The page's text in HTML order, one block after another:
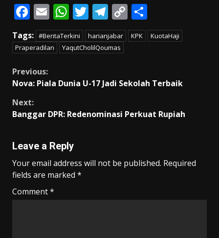
F
ac
e
b
o
o
k
E
m
ai
l
W
h
at
s
p
p
T
w
itt
er
T
el
e
gr
m
C
o
p
n
k
h
ar
Tags: #BeritaTerkini harianjabar KPK
KuotaHaji
Praperadilan
YaqutCholilQoumas
Continue
Previous:
Nova: Piala Dunia U-17 Jadi Sekolah Terbaik
Next:
Banggar DPR: Redenominasi Perkuat Rupiah
Leave a Reply
Your email address will not be published. Required
fields are marked *
Comment*